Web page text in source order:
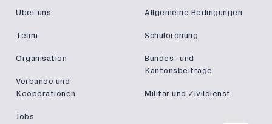
Über uns
Team
Organisation
Verbände und
Kooperationen
Jobs
Allgemeine Bedingungen
Schulordnung
Bundes- und
Kantonsbeiträge
Militär und Zivildienst